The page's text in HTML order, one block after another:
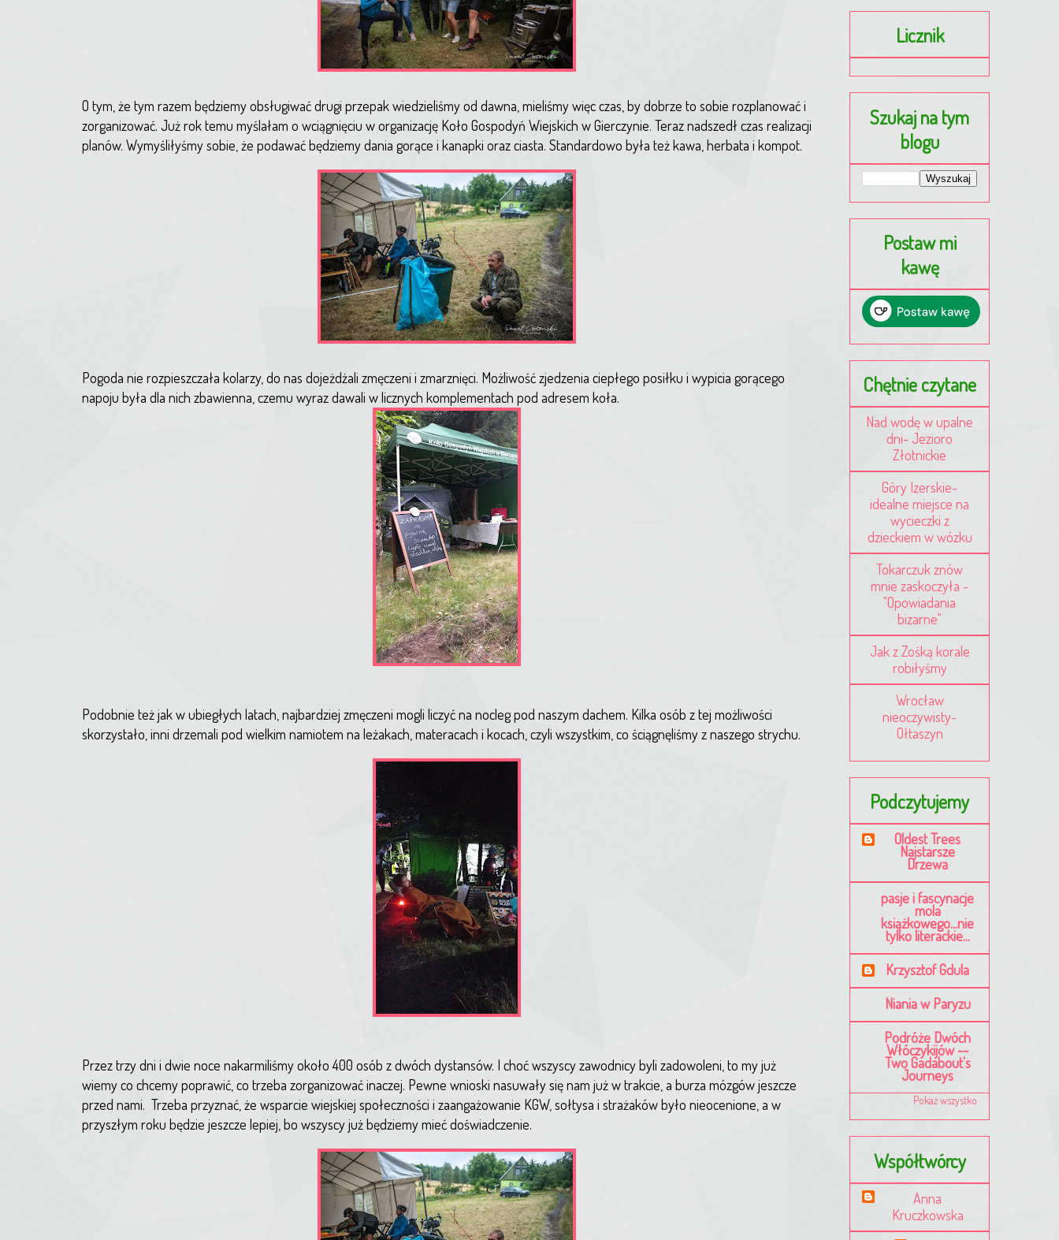
O tym, że tym razem będziemy obsługiwać drugi przepak wiedzieliśmy od dawna, mieliśmy więc czas, by dobrze to sobie rozplanować i
zorganizować. Już rok temu myślałam o wciągnięciu w organizację Koło Gospodyń Wiejskich w Gierczynie. Teraz nadszedł czas realizacji
planów. Wymyśliłyśmy sobie, że podawać będziemy dania gorące i kanapki oraz ciasta. Standardowo była też kawa, herbata i kompot.
Pogoda nie rozpieszczała kolarzy, do nas dojeżdżali zmęczeni i zmarznięci. Możliwość zjedzenia ciepłego posiłku i wypicia gorącego
napoju była dla nich zbawienna, czemu wyraz dawali w licznych komplementach pod adresem koła.
Podobnie też jak w ubiegłych latach, najbardziej zmęczeni mogli liczyć na nocleg pod naszym dachem. Kilka osób z tej możliwości
skorzystało, inni drzemali pod wielkim namiotem na leżakach, materacach i kocach, czyli wszystkim, co ściągnęliśmy z naszego strychu.
Przez trzy dni i dwie noce nakarmiliśmy około 400 osób z dwóch dystansów. I choć wszyscy zawodnicy byli zadowoleni, to my już
wiemy co chcemy poprawić, co trzeba zorganizować inaczej. Pewne wnioski nasuwały się nam już w trakcie, a burza mózgów jeszcze
przed nami. Trzeba przyznać, że wsparcie wiejskiej społeczności i zaangażowanie KGW, sołtysa i strażaków było nieocenione, a w
przyszłym roku będzie jeszcze lepiej, bo wszyscy już będziemy mieć doświadczenie.
Licznik
Szukaj na tym
blogu
Postaw mi
kawę
Chętnie czytane
Nad wodę w upalne
dni- Jezioro
Złotnickie
Góry Izerskie-
idealne miejsce na
wycieczki z
dzieckiem w wózku
Tokarczuk znów
mnie zaskoczyła -
"Opowiadania
bizarne"
Jak z Zośką korale
robiłyśmy
Wrocław
nieoczywisty-
Ołtaszyn
Podczytujemy
Oldest Trees
Najstarsze
Drzewa
pasje i fascynacje
mola
książkowego...nie
tylko literackie...
Krzysztof Gdula
Niania w Paryzu
Podróże Dwóch
Włóczykijów ~~
Two Gadabout's
Journeys
Pokaż wszystko
Współtwórcy
Anna
Kruczkowska